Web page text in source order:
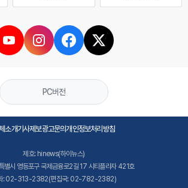
PC버전
소개기사제보광고문의개인정보처리방침
제호: hinews(하이뉴스)
별시 영등포구 국제금융로2길 17 시티플라자 421호
: 02-313-2382(편집국: 02-782-2382)